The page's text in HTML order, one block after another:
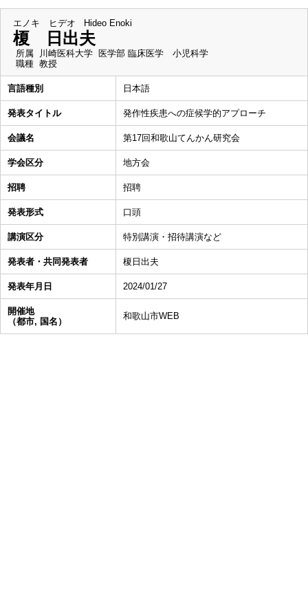
エノキ ヒデオ Hideo Enoki
榎 日出夫
所属
川崎医科大学 医学部 臨床医学 小児科学
職種 教授
言語種別 日本語
発表タイトル 発作性疾患への症候学的アプローチ
会議名 第17回和歌山てんかん研究会
学会区分 地方会
招聘 招聘
発表形式 口頭
講演区分 特別講演・招待講演など
発表者・共同発表者 榎日出夫
発表年月日 2024/01/27
開催地
（都市, 国名）
和歌山市WEB